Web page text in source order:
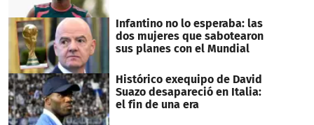
Infantino no lo esperaba: las
dos mujeres que sabotearon
sus planes con el Mundial
Histórico exequipo de David
Suazo desapareció en Italia:
el fin de una era